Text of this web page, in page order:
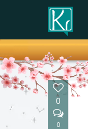
qua
Thanh điều hướng trên
0
0